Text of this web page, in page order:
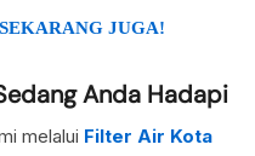
JUGA!
Anda Hadapi
melalui Filter Air Kota